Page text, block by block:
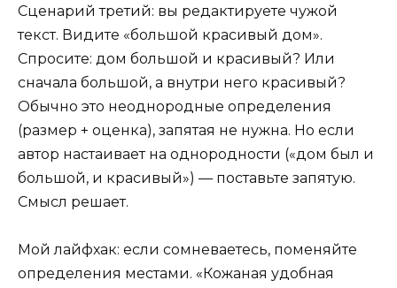
Сценарий третий: вы редактируете чужой
текст. Видите «большой красивый дом».
Спросите: дом большой и красивый? Или
сначала большой, а внутри него красивый?
Обычно это неоднородные определения
(размер + оценка), запятая не нужна. Но если
автор настаивает на однородности («дом был и
большой, и красивый») — поставьте запятую.
Смысл решает.
Мой лайфхак: если сомневаетесь, поменяйте
определения местами. «Кожаная удобная